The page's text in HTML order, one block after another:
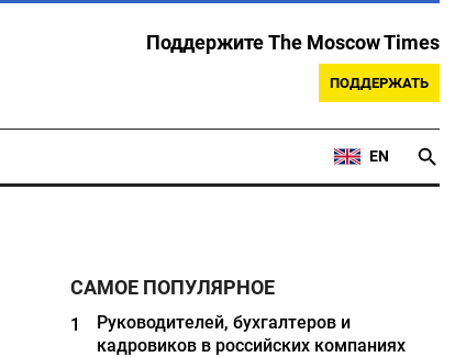
Поддержите The Moscow Times
ПОДДЕРЖАТЬ
EN
САМОЕ ПОПУЛЯРНОЕ
1
Руководителей, бухгалтеров и
кадровиков в российских компаниях